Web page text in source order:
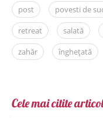
post
povesti de
retreat
salată
zahăr
înghețată
Cele mai citite